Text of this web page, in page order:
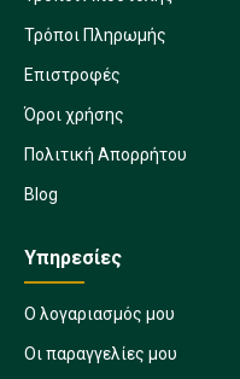
Τρόποι Πληρωμής
Επιστροφές
Όροι χρήσης
Πολιτική Απορρήτου
Blog
Υπηρεσίες
Ο λογαριασμός μου
Οι παραγγελίες μου